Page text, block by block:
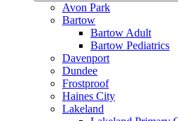
Avon Park
Bartow
Bartow Adult
Bartow Pediatrics
Davenport
Dundee
Frostproof
Haines City
Lakeland